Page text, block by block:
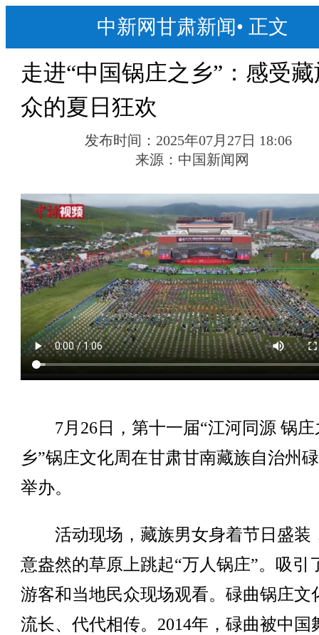
中新网甘肃新闻• 正文
走进“中国锅庄之乡”：感受
众的夏日狂欢
发布时间： 2025年07月27日 18:06
来源： 中国新闻网
7月26日，第十一届“江河同源 锅庄
乡”锅庄文化周在甘肃甘南藏族自治州
举办。
活动现场，藏族男女身着节日盛装
意盎然的草原上跳起“万人锅庄”。吸引
游客和当地民众现场观看。碌曲锅庄文
流长、代代相传。2014年，碌曲被中国